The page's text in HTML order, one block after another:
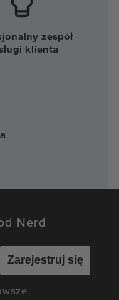
zespół
klienta
Nerd
Zarejestruj się